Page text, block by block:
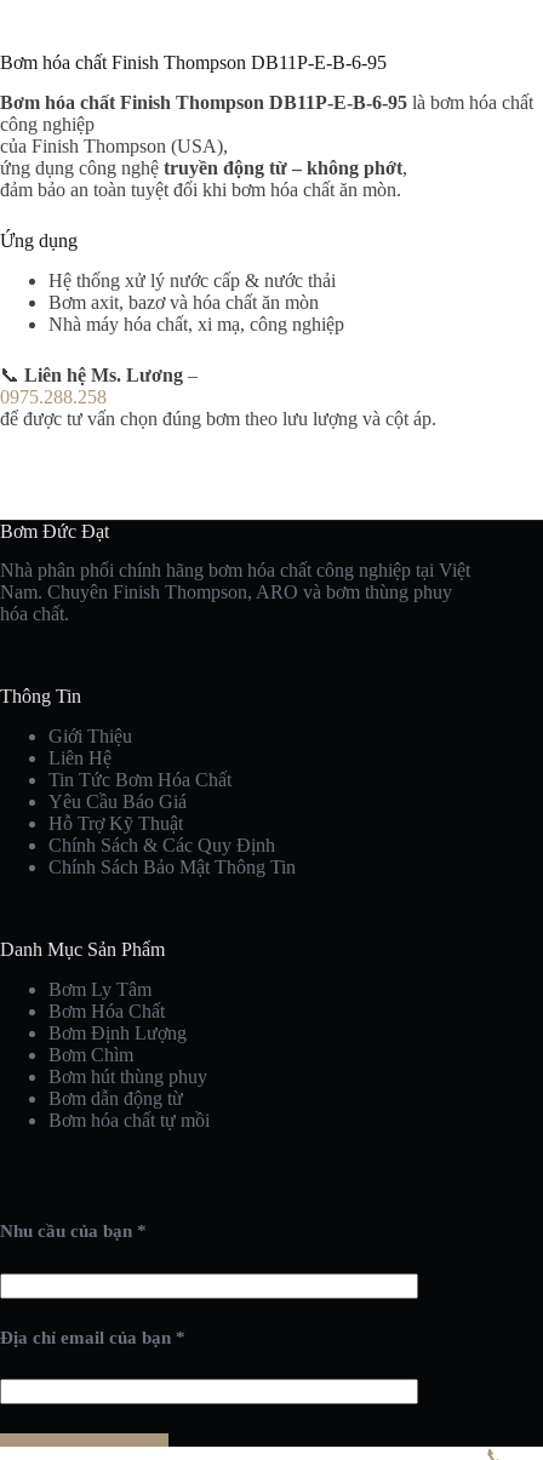
Bơm hóa chất Finish Thompson DB11P-E-B-6-95
Bơm hóa chất Finish Thompson DB11P-E-B-6-95 là bơm hóa chất
công nghiệp
của Finish Thompson (USA),
ứng dụng công nghệ truyền động từ – không phớt,
đảm bảo an toàn tuyệt đối khi bơm hóa chất ăn mòn.
Ứng dụng
Hệ thống xử lý nước cấp & nước thải
Bơm axit, bazơ và hóa chất ăn mòn
Nhà máy hóa chất, xi mạ, công nghiệp
📞 Liên hệ Ms. Lương –
0975.288.258
để được tư vấn chọn đúng bơm theo lưu lượng và cột áp.
Bơm Đức Đạt
Nhà phân phối chính hãng bơm hóa chất công nghiệp tại Việt
Nam. Chuyên Finish Thompson, ARO và bơm thùng phuy
hóa chất.
Thông Tin
Giới Thiệu
Liên Hệ
Tin Tức Bơm Hóa Chất
Yêu Cầu Báo Giá
Hỗ Trợ Kỹ Thuật
Chính Sách & Các Quy Định
Chính Sách Bảo Mật Thông Tin
Danh Mục Sản Phẩm
Bơm Ly Tâm
Bơm Hóa Chất
Bơm Định Lượng
Bơm Chìm
Bơm hút thùng phuy
Bơm dẫn động từ
Bơm hóa chất tự mồi
Nhu cầu của bạn *
Địa chỉ email của bạn *